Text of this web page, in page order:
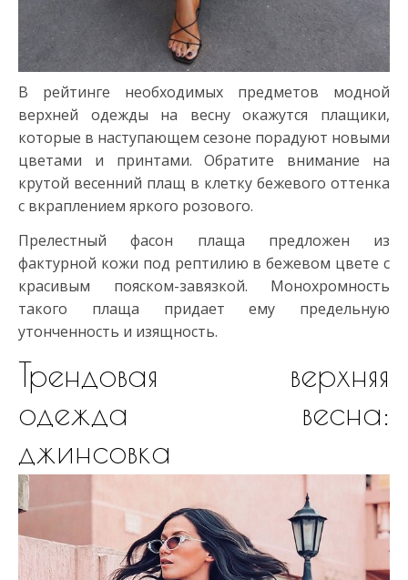
В рейтинге необходимых предметов модной
верхней одежды на весну окажутся плащики,
которые в наступающем сезоне порадуют новыми
цветами и принтами. Обратите внимание на
крутой весенний плащ в клетку бежевого оттенка
с вкраплением яркого розового.
Прелестный фасон плаща предложен из
фактурной кожи под рептилию в бежевом цвете с
красивым пояском-завязкой. Монохромность
такого плаща придает ему предельную
утонченность и изящность.
Трендовая верхняя
одежда весна:
джинсовка